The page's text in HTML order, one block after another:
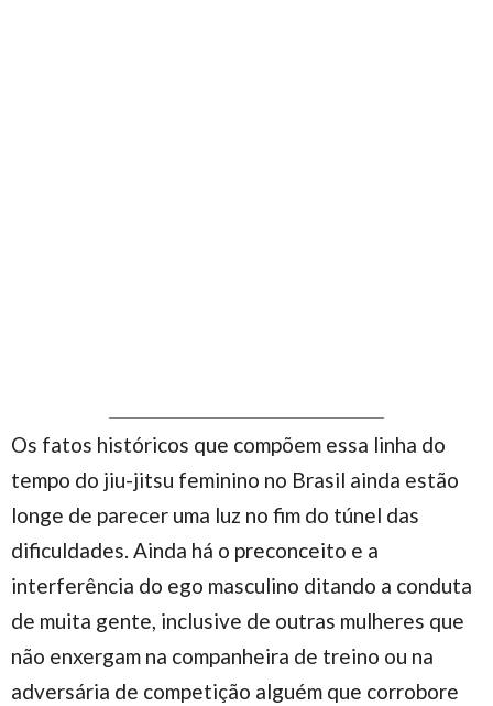
Os fatos históricos que compõem essa linha do
tempo do jiu-jitsu feminino no Brasil ainda estão
longe de parecer uma luz no fim do túnel das
dificuldades. Ainda há o preconceito e a
interferência do ego masculino ditando a conduta
de muita gente, inclusive de outras mulheres que
não enxergam na companheira de treino ou na
adversária de competição alguém que corrobore